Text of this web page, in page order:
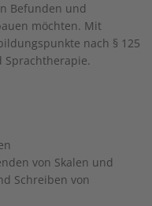
Befunden und
möchten. Mit
nach § 125
Sprachtherapie.
von Skalen und
Schreiben von